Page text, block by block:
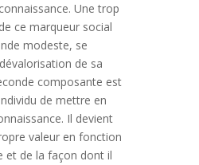
Une trop
ce marqueur social
modeste, se
de sa
composante est
de mettre en
Il devient
valeur en fonction
et de la façon dont il